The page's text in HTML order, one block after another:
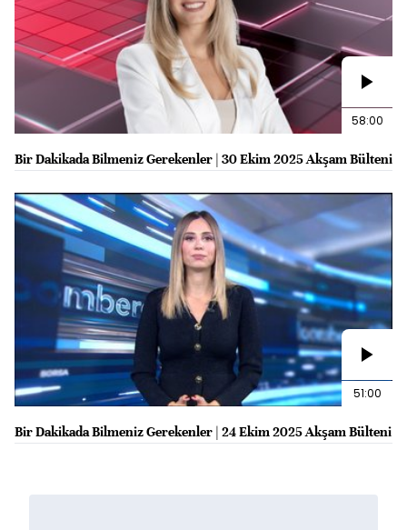
58:00
Bir Dakikada Bilmeniz Gerekenler | 30 Ekim 2025 Akşam Bülteni
51:00
Bir Dakikada Bilmeniz Gerekenler | 24 Ekim 2025 Akşam Bülteni